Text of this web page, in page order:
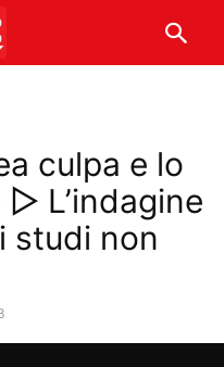
culpa e lo
L’indagine
studi non